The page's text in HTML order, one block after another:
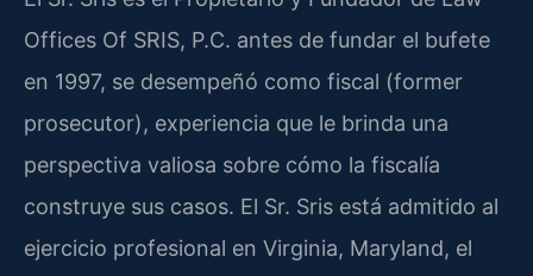
Offices Of SRIS, P.C. antes de fundar el bufete
en 1997, se desempeñó como fiscal (former
prosecutor), experiencia que le brinda una
perspectiva valiosa sobre cómo la fiscalía
construye sus casos. El Sr. Sris está admitido al
ejercicio profesional en Virginia, Maryland, el